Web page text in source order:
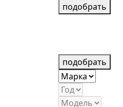
подобрать
подобрать